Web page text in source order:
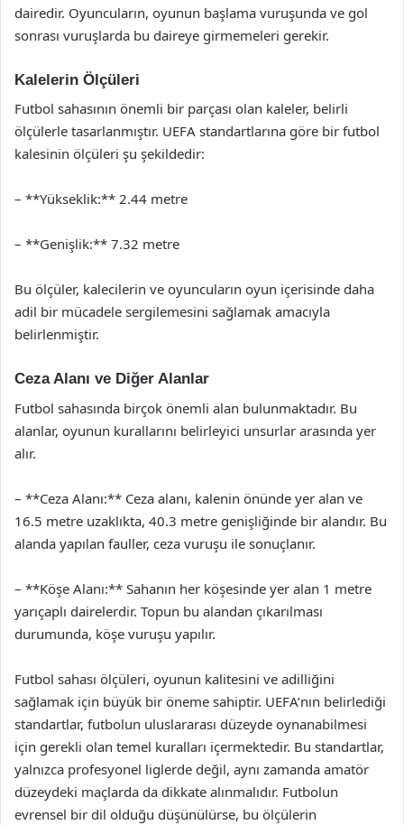
dairedir. Oyuncuların, oyunun başlama vuruşunda ve gol
sonrası vuruşlarda bu daireye girmemeleri gerekir.
Kalelerin Ölçüleri
Futbol sahasının önemli bir parçası olan kaleler, belirli
ölçülerle tasarlanmıştır. UEFA standartlarına göre bir futbol
kalesinin ölçüleri şu şekildedir:
– **Yükseklik:** 2.44 metre
– **Genişlik:** 7.32 metre
Bu ölçüler, kalecilerin ve oyuncuların oyun içerisinde daha
adil bir mücadele sergilemesini sağlamak amacıyla
belirlenmiştir.
Ceza Alanı ve Diğer Alanlar
Futbol sahasında birçok önemli alan bulunmaktadır. Bu
alanlar, oyunun kurallarını belirleyici unsurlar arasında yer
alır.
– **Ceza Alanı:** Ceza alanı, kalenin önünde yer alan ve
16.5 metre uzaklıkta, 40.3 metre genişliğinde bir alandır. Bu
alanda yapılan fauller, ceza vuruşu ile sonuçlanır.
– **Köşe Alanı:** Sahanın her köşesinde yer alan 1 metre
yarıçaplı dairelerdir. Topun bu alandan çıkarılması
durumunda, köşe vuruşu yapılır.
Futbol sahası ölçüleri, oyunun kalitesini ve adilliğini
sağlamak için büyük bir öneme sahiptir. UEFA’nın belirlediği
standartlar, futbolun uluslararası düzeyde oynanabilmesi
için gerekli olan temel kuralları içermektedir. Bu standartlar,
yalnızca profesyonel liglerde değil, aynı zamanda amatör
düzeydeki maçlarda da dikkate alınmalıdır. Futbolun
evrensel bir dil olduğu düşünülürse, bu ölçülerin